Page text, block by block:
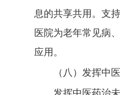
息的共享共用。支
医院为老年常见病
应用。
（八）发挥中
发挥中医药治